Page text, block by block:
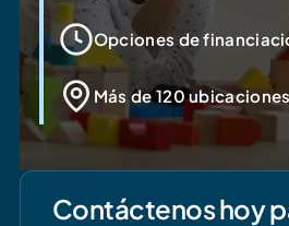
Opciones de
Más de 120 ubicaciones
Contáctenos hoy